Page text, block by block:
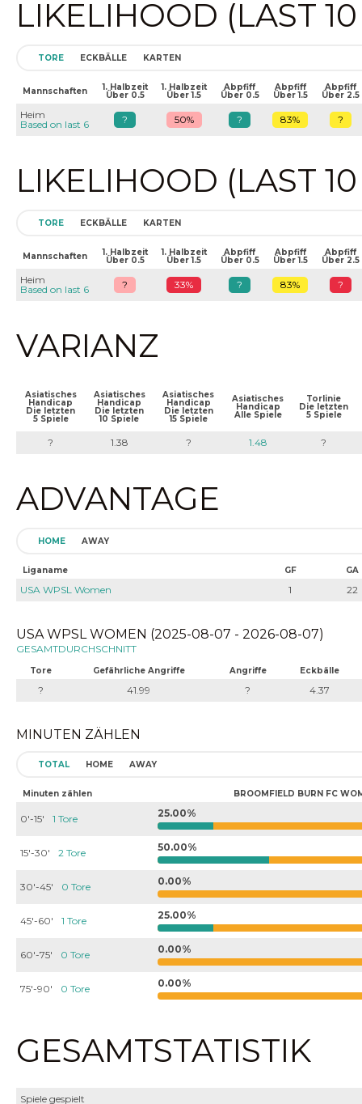
LIKELIHOOD (LAST
TORE ECKBÄLLE KARTEN
Mannschaften 1. Halbzeit
Über 0.5
1. Halbzeit
Über 1.5
Abpfiff
Über 0.5
Abpfiff
Über 1.5
Abpfiff
Über 2.5
Heim
Based on last 6
? 50% ? 83% ?
LIKELIHOOD (LAST
TORE ECKBÄLLE KARTEN
Mannschaften 1. Halbzeit
Über 0.5
1. Halbzeit
Über 1.5
Abpfiff
Über 0.5
Abpfiff
Über 1.5
Abpfiff
Über 2.5
Heim
Based on last 6
? 33% ? 83% ?
VARIANZ
Asiatisches
Handicap
Die letzten
5 Spiele
Asiatisches
Handicap
Die letzten
10 Spiele
Asiatisches
Handicap
Die letzten
15 Spiele
Asiatisches
Handicap
Alle Spiele
Torlinie
Die letzten
5 Spiele
? 1.38 ? 1.48 ?
ADVANTAGE
HOME AWAY
Liganame GF GA
USA WPSL Women 1 22
USA WPSL WOMEN (2025-08-07 - 2026-08-07)
GESAMTDURCHSCHNITT
Tore Gefährliche Angriffe Angriffe Eckbälle
? 41.99 ? 4.37
MINUTEN ZÄHLEN
TOTAL HOME AWAY
Minuten zählen BROOMFIELD BURN FC
0'-15' 1 Tore 25.00%
15'-30' 2 Tore 50.00%
30'-45' 0 Tore 0.00%
45'-60' 1 Tore 25.00%
60'-75' 0 Tore 0.00%
75'-90' 0 Tore 0.00%
GESAMTSTATISTIK
Spiele gespielt